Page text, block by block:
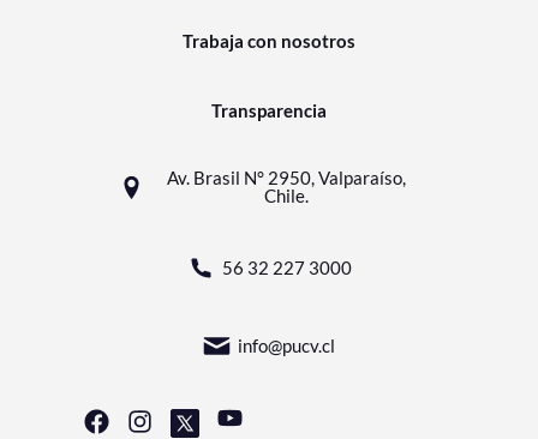
Trabaja con nosotros
Transparencia
Av. Brasil N° 2950, Valparaíso,
Chile.
56 32 227 3000
info@pucv.cl